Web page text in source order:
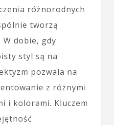
różnorodnych
tworzą
dobie, gdy
styl są na
pozwala na
z różnymi
i kolorami. Kluczem